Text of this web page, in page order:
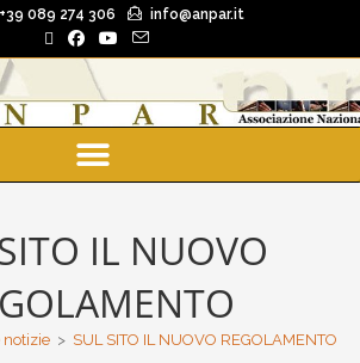
089 274 306 info@anpar.it
IL NUOVO
> SUL SITO IL NUOVO REGOLAMENTO